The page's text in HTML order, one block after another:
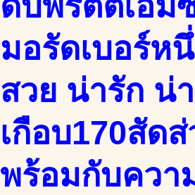
มอรัดเบอร์ห
สวย น่ารัก น่
เกือบ170สัด
พร้อมกับควา